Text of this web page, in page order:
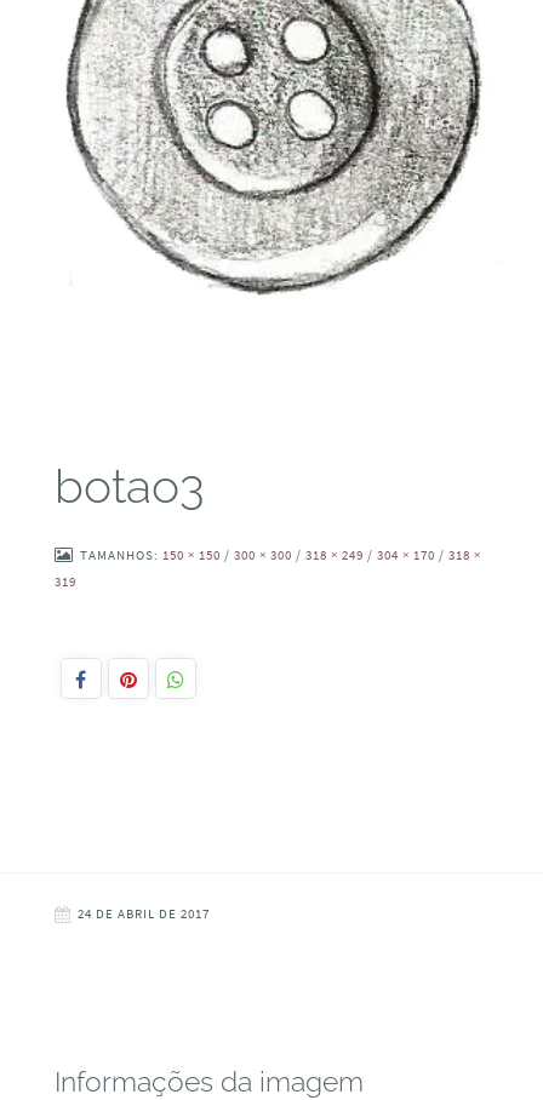
botao3
TAMANHOS: 150 × 150 / 300 × 300 / 318 × 249 / 304 × 170 / 318 ×
319
24 DE ABRIL DE 2017
Informações da imagem